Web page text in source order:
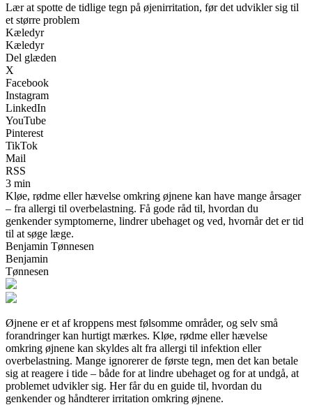
Lær at spotte de tidlige tegn på øjenirritation, før det udvikler sig til
et større problem
Kæledyr
Kæledyr
Del glæden
X
Facebook
Instagram
LinkedIn
YouTube
Pinterest
TikTok
Mail
RSS
3 min
Kløe, rødme eller hævelse omkring øjnene kan have mange årsager
– fra allergi til overbelastning. Få gode råd til, hvordan du
genkender symptomerne, lindrer ubehaget og ved, hvornår det er tid
til at søge læge.
Benjamin Tønnesen
Benjamin
Tønnesen
Øjnene er et af kroppens mest følsomme områder, og selv små
forandringer kan hurtigt mærkes. Kløe, rødme eller hævelse
omkring øjnene kan skyldes alt fra allergi til infektion eller
overbelastning. Mange ignorerer de første tegn, men det kan betale
sig at reagere i tide – både for at lindre ubehaget og for at undgå, at
problemet udvikler sig. Her får du en guide til, hvordan du
genkender og håndterer irritation omkring øjnene.